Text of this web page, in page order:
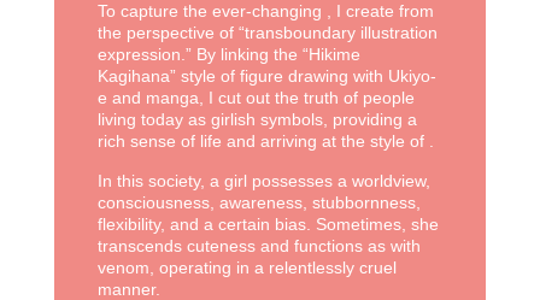
To capture the ever-changing , I create from
the perspective of “transboundary illustration
expression.” By linking the “Hikime
Kagihana” style of figure drawing with Ukiyo-
e and manga, I cut out the truth of people
living today as girlish symbols, providing a
rich sense of life and arriving at the style of .
In this society, a girl possesses a worldview,
consciousness, awareness, stubbornness,
flexibility, and a certain bias. Sometimes, she
transcends cuteness and functions as with
venom, operating in a relentlessly cruel
manner.